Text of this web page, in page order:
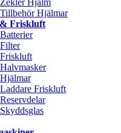
Tillbehör Hjälmar
& Friskluft
Batterier
Filter
Friskluft
Halvmasker
Hjälmar
Laddare Friskluft
Reservdelar
Skyddsglas